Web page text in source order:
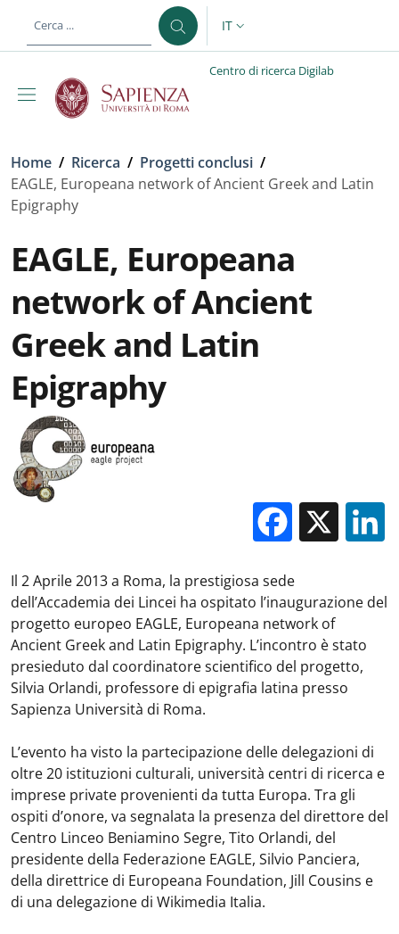
al contenuto principale
SELETTORE LINGUA:
IT
Centro di ricerca Digilab
Briciole di pane
Home / Ricerca / Progetti conclusi /
EAGLE, Europeana network of Ancient Greek and Latin
Epigraphy
EAGLE, Europeana
network of Ancient
Greek and Latin
Epigraphy
X
Il 2 Aprile 2013 a Roma, la prestigiosa sede
dell’Accademia dei Lincei ha ospitato l’inaugurazione del
progetto europeo EAGLE, Europeana network of
Ancient Greek and Latin Epigraphy. L’incontro è stato
presieduto dal coordinatore scientifico del progetto,
Silvia Orlandi, professore di epigrafia latina presso
Sapienza Università di Roma.
L’evento ha visto la partecipazione delle delegazioni di
oltre 20 istituzioni culturali, università centri di ricerca e
imprese private provenienti da tutta Europa. Tra gli
ospiti d’onore, va segnalata la presenza del direttore del
Centro Linceo Beniamino Segre, Tito Orlandi, del
presidente della Federazione EAGLE, Silvio Panciera,
della direttrice di Europeana Foundation, Jill Cousins e
di una delegazione di Wikimedia Italia.